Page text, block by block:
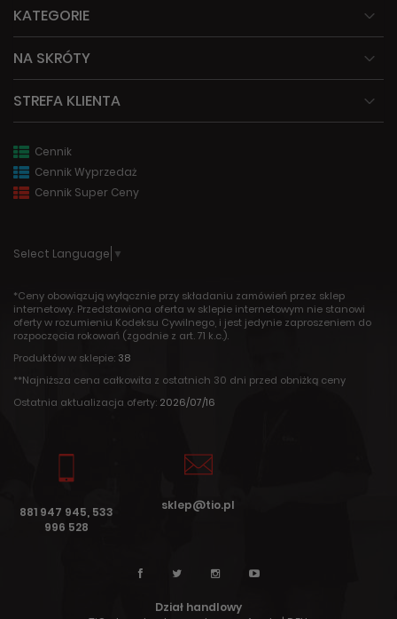
KATEGORIE
NA SKRÓTY
STREFA KLIENTA
Cennik
Cennik Wyprzedaż
Cennik Super Ceny
Select Language ▼
*Ceny obowiązują wyłącznie przy składaniu zamówień przez sklep
internetowy. Przedstawiona oferta w sklepie internetowym nie stanowi
oferty w rozumieniu Kodeksu Cywilnego, i jest jedynie zaproszeniem do
rozpoczęcia rokowań (zgodnie z art. 71 k.c.).
Produktów w sklepie: 38
**Najniższa cena całkowita z ostatnich 30 dni przed obniżką ceny
Ostatnia aktualizacja oferty: 2026/07/16
881 947 945, 533
996 528
sklep@tio.pl
Dział handlowy